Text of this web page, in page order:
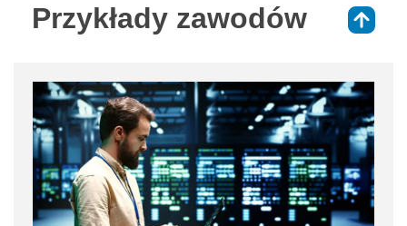
Przykłady zawodów